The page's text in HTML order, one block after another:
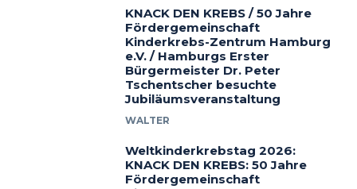
KNACK DEN KREBS / 50 Jahre
Fördergemeinschaft
Kinderkrebs-Zentrum Hamburg
e.V. / Hamburgs Erster
Bürgermeister Dr. Peter
Tschentscher besuchte
Jubiläumsveranstaltung
WALTER
Weltkinderkrebstag 2026:
KNACK DEN KREBS: 50 Jahre
Fördergemeinschaft